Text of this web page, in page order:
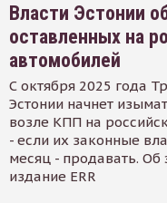
Власти Эстонии
оставленных на
автомобилей
С октября 2025 года
Эстонии начнет
возле КПП на
- если их законные
месяц - продавать. Об
издание ERR